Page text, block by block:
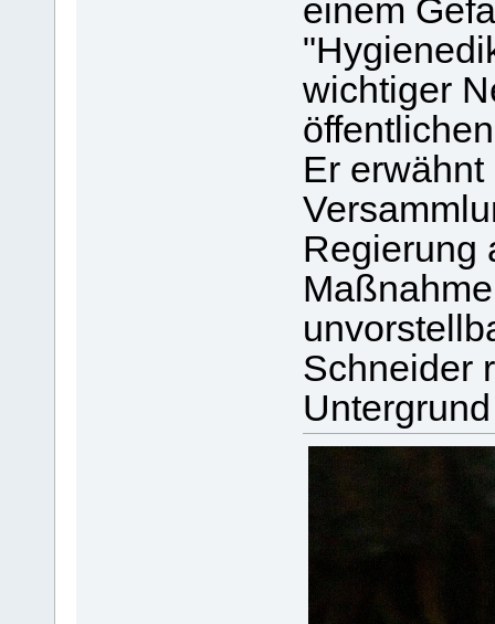
einem
wichtiger
Er
Regierung
Schneider